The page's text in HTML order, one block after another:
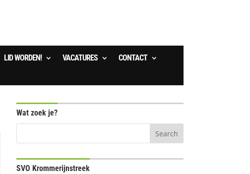
LID WORDEN! VACATURES
CONTACT
Wat zoek je?
SVO Krommerijnstreek